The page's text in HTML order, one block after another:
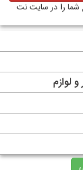
شما را در سایت نت
لوازم